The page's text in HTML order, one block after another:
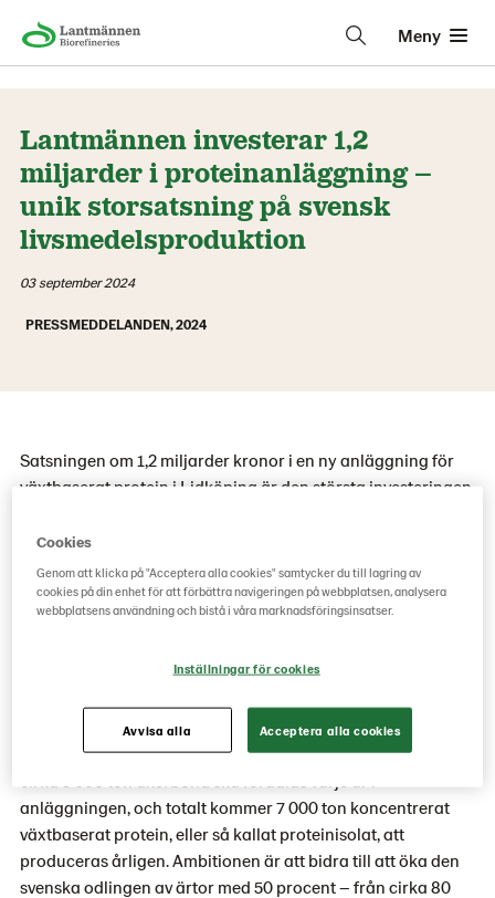
Meny
Lantmännen investerar 1,2
miljarder i proteinanläggning –
unik storsatsning på svensk
livsmedelsproduktion
03 september 2024
PRESSMEDDELANDEN, 2024
Satsningen om 1,2 miljarder kronor i en ny anläggning för
växtbaserat protein i Lidköping är den största investeringen
I dag används växtbaserat protein framför allt som
ingrediens i vegetariska livsmedel och drycker – exempelvis
vegetarisk färs, hamburgare, korv och leverpastej men även
växtbaserade proteiner från ärtor, men kommer även att
använda åkerbönor som råvara. Cirka 35 000 ton ärtor och
anläggningen, och totalt kommer 7 000 ton koncentrerat
växtbaserat protein, eller så kallat proteinisolat, att
produceras årligen. Ambitionen är att bidra till att öka den
svenska odlingen av ärtor med 50 procent – från cirka 80
Cookies
Genom att klicka på "Acceptera alla cookies" samtycker du till lagring av
cookies på din enhet för att förbättra navigeringen på webbplatsen, analysera
webbplatsens användning och bistå i våra marknadsföringsinsatser.
Inställningar för cookies
Avvisa alla Acceptera alla cookies